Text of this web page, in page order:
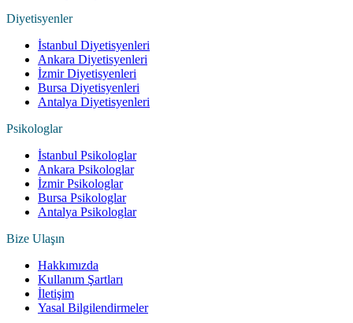
Diyetisyenler
İstanbul Diyetisyenleri
Ankara Diyetisyenleri
İzmir Diyetisyenleri
Bursa Diyetisyenleri
Antalya Diyetisyenleri
Psikologlar
İstanbul Psikologlar
Ankara Psikologlar
İzmir Psikologlar
Bursa Psikologlar
Antalya Psikologlar
Bize Ulaşın
Hakkımızda
Kullanım Şartları
İletişim
Yasal Bilgilendirmeler